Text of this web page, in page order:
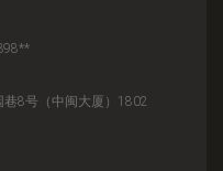
8号（中闽大厦）1802